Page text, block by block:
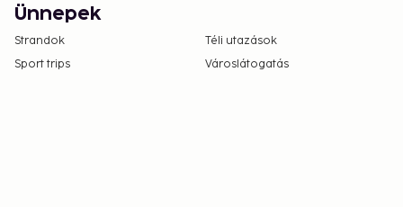
Ünnepek
Strandok
Téli utazások
Sport trips
Városlátogatás